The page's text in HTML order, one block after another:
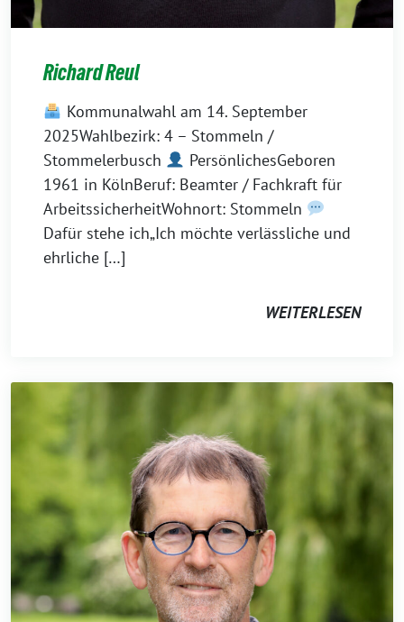
Richard Reul
Kommunalwahl am 14. September
2025Wahlbezirk: 4 – Stommeln /
Stommelerbusch
PersönlichesGeboren
1961 in KölnBeruf: Beamter / Fachkraft für
ArbeitssicherheitWohnort: Stommeln
Dafür stehe ich„Ich möchte verlässliche und
ehrliche […]
WEITERLESEN